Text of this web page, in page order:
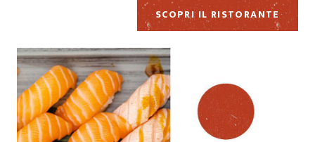
SCOPRI IL RISTORANTE